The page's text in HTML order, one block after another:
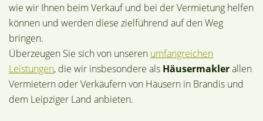
wie wir Ihnen beim Verkauf und bei der Vermietung helfen
können und werden diese zielführend auf den Weg
bringen.
Überzeugen Sie sich von unseren umfangreichen
Leistungen, die wir insbesondere als Häusermaklerallen
Vermietern oder Verkäufern von Häusern in Brandis und
dem Leipziger Land anbieten.